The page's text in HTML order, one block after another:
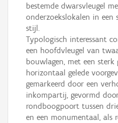
bestemde dwarsvleugel
onderzoekslokalen in een
stijl.
Typologisch interessant
een hoofdvleugel van
bouwlagen, met een sterk
horizontaal gelede
gemarkeerd door een
inkompartij, gevormd
rondboogpoort tussen
en een monumentaal, als